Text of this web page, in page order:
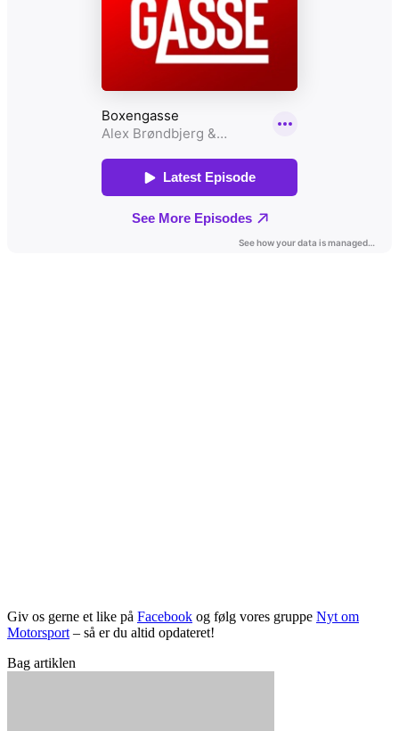
Giv os gerne et like på Facebook og følg vores gruppe Nyt om
Motorsport– så er du altid opdateret!
Bag artiklen